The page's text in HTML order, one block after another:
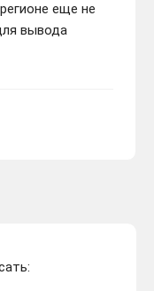
еще не
вывода